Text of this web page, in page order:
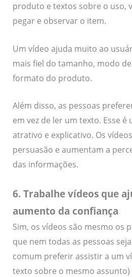
produto e textos sobre o uso,
pegar e observar o item.
Um vídeo ajuda muito ao
mais fiel do tamanho, modo
formato do produto.
Além disso, as pessoas
em vez de ler um texto. Esse
atrativo e explicativo. Os
persuasão e aumentam a
das informações.
6. Trabalhe vídeos que
aumento da confiança
Sim, os vídeos são mesmo os
que nem todas as pessoas
comum preferir assistir a um
texto sobre o mesmo